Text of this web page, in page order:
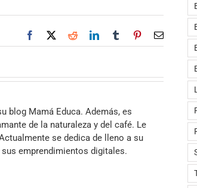
Facebook
X RedditLinkedInTumblrPinterestCorreo
blog Mamá Educa. Además, es
de la naturaleza y del café. Le
se dedica de lleno a su
emprendimientos digitales.